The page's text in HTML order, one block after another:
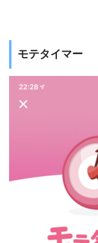
モテタイマー